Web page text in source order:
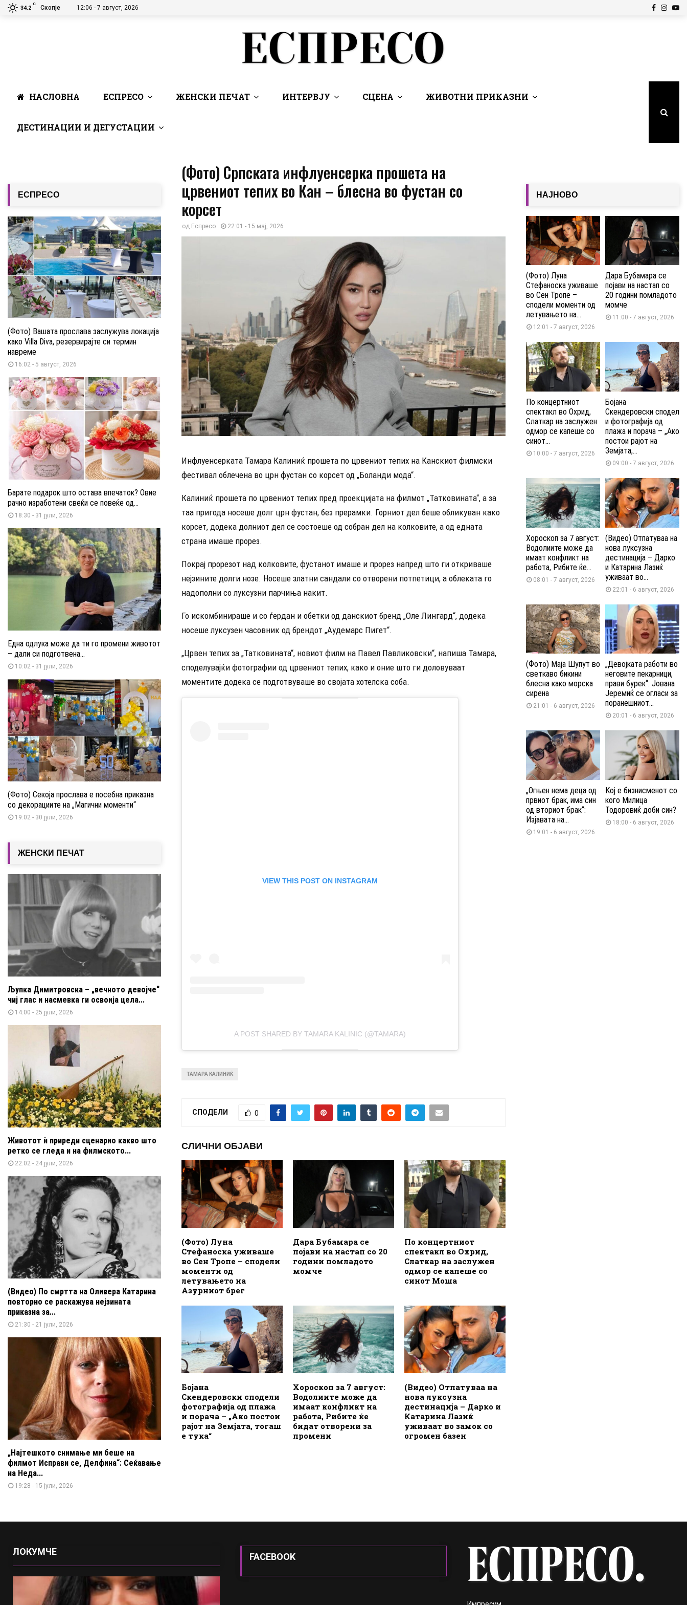
34.2
C
Скопје 12:06 - 7 август, 2026 Facebook
НАСЛОВНА ЕСПРЕСО ЖЕНСКИ ПЕЧАТ ИНТЕРВЈУ СЦЕНА ЖИВОТНИ ПРИКАЗНИ
ДЕСТИНАЦИИ И ДЕГУСТАЦИИ
(Фото) Српската инфлуенсерка прошета на
црвениот тепих во Кан – блесна во фустан со
корсет
од Еспресо 22:01 - 15 мај, 2026
Инфлуенсерката Тамара Калиниќ прошета по црвениот тепих на Канскиот филмски
фестивал облечена во црн фустан со корсет од „Боланди мода“.
Калиниќ прошета по црвениот тепих пред проекцијата на филмот „Татковината“, а за
таа пригода носеше долг црн фустан, без прерамки. Горниот дел беше обликуван како
корсет, додека долниот дел се состоеше од собран дел на колковите, а од едната
страна имаше прорез.
Покрај прорезот над колковите, фустанот имаше и прорез напред што ги откриваше
нејзините долги нозе. Носеше златни сандали со отворени потпетици, а облеката го
надополни со луксузни парчиња накит.
Го искомбинираше и со ѓердан и обетки од данскиот бренд „Оле Лингард“, додека
носеше луксузен часовник од брендот „Аудемарс Пигет“.
„Црвен тепих за „Татковината“, новиот филм на Павел Павликовски“, напиша Тамара,
споделувајќи фотографии од црвениот тепих, како и оние што ги доловуваат
моментите додека се подготвуваше во својата хотелска соба.
VIEW THIS POST ON INSTAGRAM
A POST SHARED BY TAMARA KALINIC (@TAMARA)
ТАМАРА КАЛИНИЌ
СПОДЕЛИ 0
СЛИЧНИ ОБЈАВИ
(Фото) Луна
Стефаноска уживаше
во Сен Тропе – сподели
моменти од
летувањето на
Азурниот брег
Дара Бубамара се
појави на настап со 20
години помладото
момче
По концертниот
спектакл во Охрид,
Слаткар на заслужен
одмор се капеше со
синот Моша
Бојана
Скендеровски сподели
фотографија од плажа
и порача – „Ако постои
рајот на Земјата, тогаш
е тука“
Хороскоп за 7 август:
Водолиите може да
имаат конфликт на
работа, Рибите ќе
бидат отворени за
промени
(Видео) Отпатуваа на
нова луксузна
дестинација – Дарко и
Катарина Лазиќ
уживаат во замок со
огромен базен
ЕСПРЕСО
(Фото) Вашата прослава заслужува локација
како Villa Diva, резервирајте си термин
навреме
16:02 - 5 август, 2026
Барате подарок што остава впечаток? Овие
рачно изработени свеќи се повеќе од...
18:30 - 31 јули, 2026
Една одлука може да ти го промени животот
– дали си подготвена...
10:02 - 31 јули, 2026
(Фото) Секоја прослава е посебна приказна
со декорациите на „Магични моменти“
19:02 - 30 јули, 2026
ЖЕНСКИ ПЕЧАТ
Љупка Димитровска – „вечното девојче“
чиј глас и насмевка ги освоија цела...
14:00 - 25 јули, 2026
Животот ѝ приреди сценарио какво што
ретко се гледа и на филмското...
22:02 - 24 јули, 2026
(Видео) По смртта на Оливера Катарина
повторно се раскажува нејзината
приказна за...
21:30 - 21 јули, 2026
„Најтешкото снимање ми беше на
филмот Исправи се, Делфина“: Сеќавање
на Неда...
19:28 - 15 јули, 2026
НАЈНОВО
(Фото) Луна
Стефаноска уживаше
во Сен Тропе –
сподели моменти од
летувањето на...
12:01 - 7 август, 2026
Дара Бубамара се
појави на настап со
20 години помладото
момче
11:00 - 7 август, 2026
По концертниот
спектакл во Охрид,
Слаткар на заслужен
одмор се капеше со
синот...
10:00 - 7 август, 2026
Бојана
Скендеровски сподел
и фотографија од
плажа и порача – „Ако
постои рајот на
Земјата,...
09:00 - 7 август, 2026
Хороскоп за 7 август:
Водолиите може да
имаат конфликт на
работа, Рибите ќе...
08:01 - 7 август, 2026
(Видео) Отпатуваа на
нова луксузна
дестинација – Дарко
и Катарина Лазиќ
уживаат во...
22:01 - 6 август, 2026
(Фото) Маја Шупут во
светкаво бикини
блесна како морска
сирена
21:01 - 6 август, 2026
„Девојката работи во
неговите пекарници,
прави бурек“: Јована
Јеремиќ се огласи за
поранешниот...
20:01 - 6 август, 2026
„Огњен нема деца од
првиот брак, има син
од вториот брак“:
Изјавата на...
19:01 - 6 август, 2026
Кој е бизнисменот со
кого Милица
Тодоровиќ доби син?
18:00 - 6 август, 2026
ЛОКУМЧЕ FACEBOOK